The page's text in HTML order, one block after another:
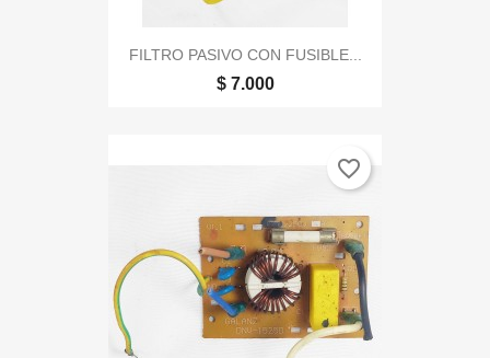
FILTRO PASIVO CON FUSIBLE...
$ 7.000
favorite_border